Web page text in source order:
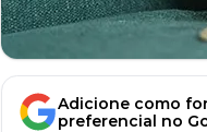
Adicione como
preferencial no